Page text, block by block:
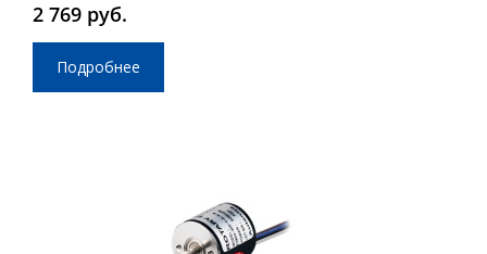
2 769 руб.
Подробнее